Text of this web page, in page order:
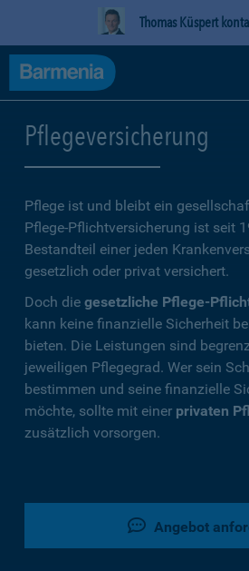
Thomas Küspert
Pflegeversicherung
Pflege ist und bleibt ein
Pflege-Pflichtversicherung ist seit
Bestandteil einer jeden
gesetzlich oder privat versichert.
Doch die gesetzliche Pflege-
kann keine finanzielle Sicherheit
bieten. Die Leistungen sind
jeweiligen Pflegegrad. Wer sein
bestimmen und seine finanzielle
möchte, sollte mit einer privaten
zusätzlich vorsorgen.
Angebot